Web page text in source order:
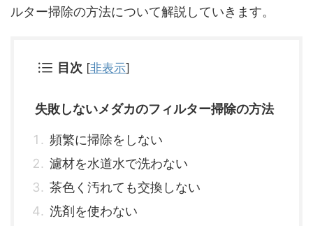
ルター掃除の方法について解説していきます。
目次 [非表示]
失敗しないメダカのフィルター掃除の方法
頻繁に掃除をしない
濾材を水道水で洗わない
茶色く汚れても交換しない
洗剤を使わない